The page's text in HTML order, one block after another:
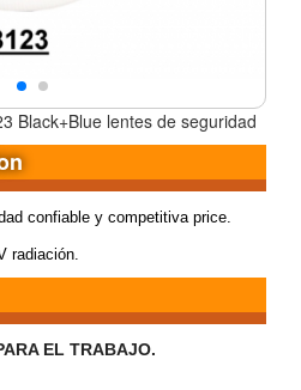
Black+Blue lentes de seguridad
confiable y competitiva price.
radiación.
EL TRABAJO.